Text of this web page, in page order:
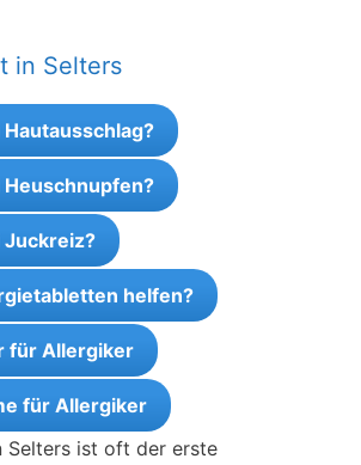
in Selters
Juckreiz?
helfen?
für Allergiker
für Allergiker
Selters ist oft der erste